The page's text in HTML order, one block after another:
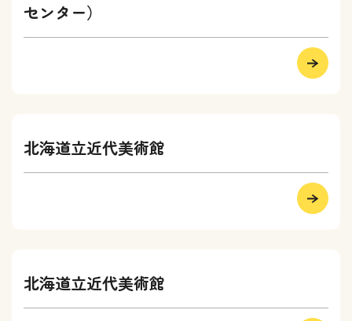
センター）
北海道立近代美術館
北海道立近代美術館